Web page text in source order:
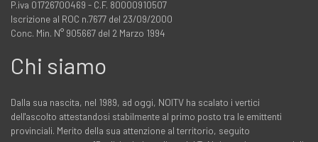
P.iva 01726700469 - C.F. 80000910507
Iscrizione al ROC n.7677 del 23/09/2000
Conc. Min. N° 905667 del 2 Marzo 1994
Chi siamo
Dalla sua nascita, nel 1989, ad oggi, NOITV ha scalato i vertici
dell'ascolto attestandosi stabilmente al primo posto tra le emittenti
provinciali. Merito della sua attenzione al territorio, seguito